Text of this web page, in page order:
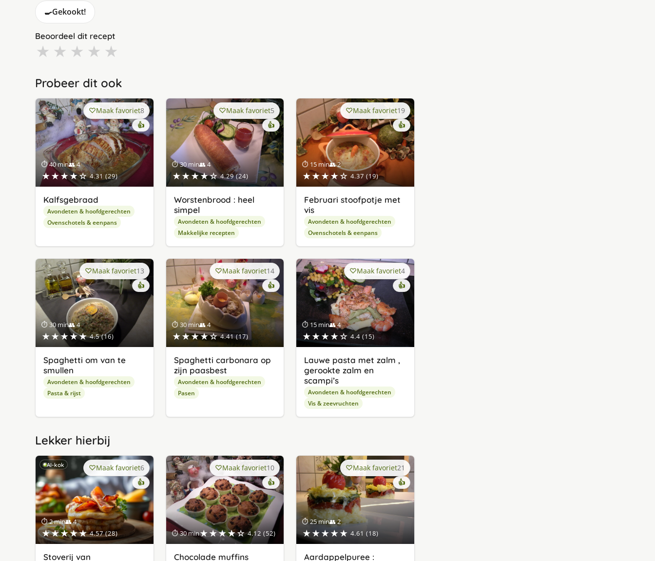
🍳Gekookt!
Beoordeel dit recept
★ ★ ★ ★ ★
Probeer dit ook
⏱ 40 min👥 4
★★★★☆ 4.31 (29)
Maak favoriet8
👍
Kalfsgebraad
Avondeten & hoofdgerechten
Ovenschotels & eenpans
⏱ 30 min👥 4
★★★★☆ 4.29 (24)
Maak favoriet5
👍
Worstenbrood : heel
simpel
Avondeten & hoofdgerechten
Makkelijke recepten
⏱ 15 min👥 2
★★★★☆ 4.37 (19)
Maak favoriet19
👍
Februari stoofpotje met
vis
Avondeten & hoofdgerechten
Ovenschotels & eenpans
⏱ 30 min👥 4
★★★★★ 4.5 (16)
Maak favoriet13
👍
Spaghetti om van te
smullen
Avondeten & hoofdgerechten
Pasta & rijst
⏱ 30 min👥 4
★★★★☆ 4.41 (17)
Maak favoriet14
👍
Spaghetti carbonara op
zijn paasbest
Avondeten & hoofdgerechten
Pasen
⏱ 15 min👥 4
★★★★☆ 4.4 (15)
Maak favoriet4
👍
Lauwe pasta met zalm ,
gerookte zalm en
scampi’s
Avondeten & hoofdgerechten
Vis & zeevruchten
Lekker hierbij
AI-kok
⏱ 2 min👥 4
★★★★★ 4.57 (28)
Maak favoriet6
👍
Stoverij van
⏱ 30 min★★★★☆ 4.12 (52)
Maak favoriet10
👍
Chocolade muffins
⏱ 25 min👥 2
★★★★★ 4.61 (18)
Maak favoriet21
👍
Aardappelpuree :